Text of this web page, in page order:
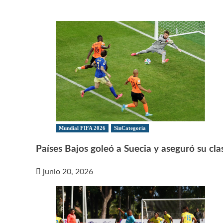
Mundial FIFA 2026 SinCategoria
Países Bajos goleó a Suecia y aseguró su
junio 20, 2026